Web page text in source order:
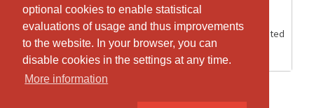
optional cookies to enable statistical
evaluations of usage and thus improvements
to the website. In your browser, you can
disable cookies in the settings at any time.
More information
optional cookies to enable statistical
evaluations of usage and thus improvements
to the website. In your browser, you can
disable cookies in the settings at any time.
More information
Upgrade auf ein
unbeschränktes Abo Kinder (bis
15 Jahre) im Quartal bei einem
vorhandenen 1er Abo
27.09.2026 Unlimited